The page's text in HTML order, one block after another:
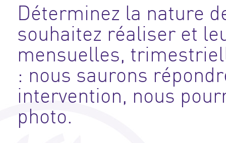
Déterminez la nature
souhaitez réaliser et
mensuelles,
: nous saurons
intervention, nous
photo.